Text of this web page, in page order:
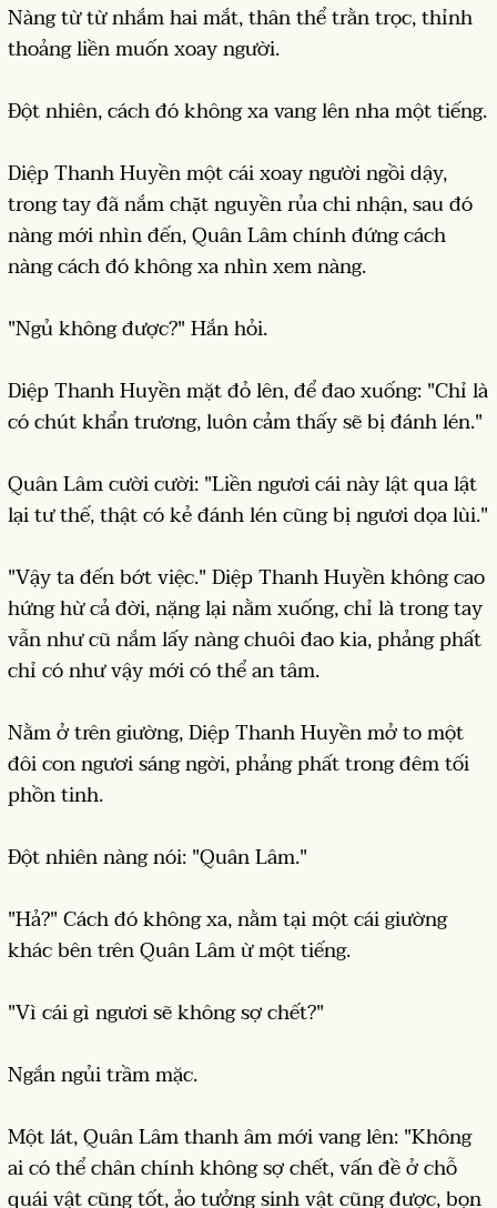
Nàng từ từ nhắm hai mắt, thân thể trằn trọc, thỉnh
thoảng liền muốn xoay người.
Đột nhiên, cách đó không xa vang lên nha một tiếng.
Diệp Thanh Huyền một cái xoay người ngồi dậy,
trong tay đã nắm chặt nguyền rủa chi nhận, sau đó
nàng mới nhìn đến, Quân Lâm chính đứng cách
nàng cách đó không xa nhìn xem nàng.
"Ngủ không được?" Hắn hỏi.
Diệp Thanh Huyền mặt đỏ lên, để đao xuống: "Chỉ là
có chút khẩn trương, luôn cảm thấy sẽ bị đánh lén."
Quân Lâm cười cười: "Liền ngươi cái này lật qua lật
lại tư thế, thật có kẻ đánh lén cũng bị ngươi dọa lùi."
"Vậy ta đến bớt việc." Diệp Thanh Huyền không cao
hứng hừ cả đời, nặng lại nằm xuống, chỉ là trong tay
vẫn như cũ nắm lấy nàng chuôi đao kia, phảng phất
chỉ có như vậy mới có thể an tâm.
Nằm ở trên giường, Diệp Thanh Huyền mở to một
đôi con ngươi sáng ngời, phảng phất trong đêm tối
phồn tinh.
Đột nhiên nàng nói: "Quân Lâm."
"Hả?" Cách đó không xa, nằm tại một cái giường
khác bên trên Quân Lâm ừ một tiếng.
"Vì cái gì ngươi sẽ không sợ chết?"
Ngắn ngủi trầm mặc.
Một lát, Quân Lâm thanh âm mới vang lên: "Không
ai có thể chân chính không sợ chết, vấn đề ở chỗ
quái vật cũng tốt, ảo tưởng sinh vật cũng được, bọn